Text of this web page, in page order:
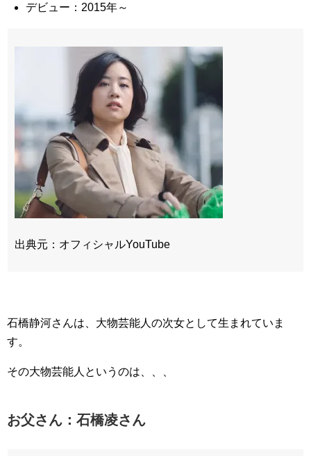
デビュー：2015年～
出典元：オフィシャルYouTube
石橋静河さんは、大物芸能人の次女として生まれていま
す。
その大物芸能人というのは、、、
お父さん：石橋凌さん